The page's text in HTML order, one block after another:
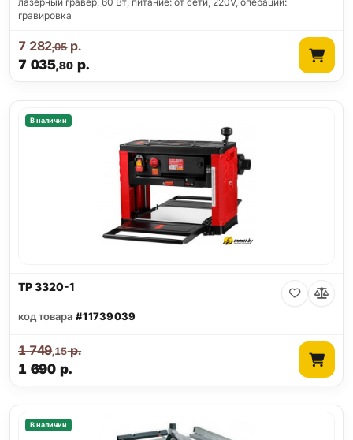
гравировка
7 035,80 р.
7 282,05р.
В наличии
TP 3320-1
код товара #11739039
1 690 р.
1 749,15р.
В наличии